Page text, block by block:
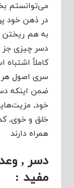
می‌توانستم
در ذهن خود
به هم ریختن
دسر چیزی جز
کاملاً
سری اصول هر
ضمن اینکه
خود,
خلق و خوی,
همراه دارند
دسر ,
مفید :